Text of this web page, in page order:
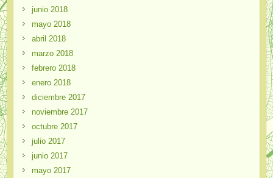
junio 2018
mayo 2018
abril 2018
marzo 2018
febrero 2018
enero 2018
diciembre 2017
noviembre 2017
octubre 2017
julio 2017
junio 2017
mayo 2017